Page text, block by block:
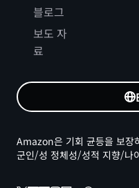
블로그
보도 자
료
Amazon은 기회 균등을 보장
군인/성 정체성/성적 지향/나